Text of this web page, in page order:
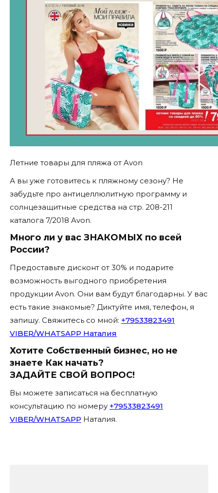
Летние товары для пляжа от Avon
А вы уже готовитесь к пляжному сезону? Не
забудьте про антицеллюлитную программу и
солнцезащитные средства на стр. 208-211
каталога 7/2018 Avon.
Много ли у вас ЗНАКОМЫХ по всей
России?
Предоставьте дисконт от 30% и подарите
возможность выгодного приобретения
продукции Avon. Они вам будут благодарны. У вас
есть такие знакомые? Диктуйте имя, телефон, я
запишу. Свяжитесь со мной: +79533823491
VIBER/WHATSAPP Наталия
Хотите Собственный бизнес, но не
знаете Как начать?
ЗАДАЙТЕ СВОЙ ВОПРОС!
Вы можете записаться на бесплатную
консультацию по номеру +79533823491
VIBER/WHATSAPP Наталия.